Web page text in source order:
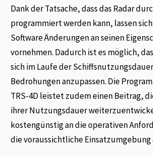
Dank der Tatsache, dass das Radar
programmiert werden kann, lassen
Software Änderungen an seinen
vornehmen. Dadurch ist es möglich,
sich im Laufe der
Bedrohungen anzupassen. Die
TRS-4D leistet zudem einen Beitrag,
ihrer Nutzungsdauer
kostengünstig an die operativen
die voraussichtliche Einsatzumgebung